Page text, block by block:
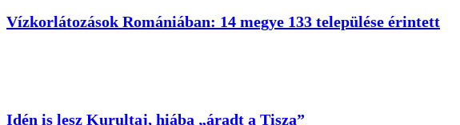
Vízkorlátozások Romániában: 14 megye 133 települése érintett
Idén is lesz Kurultaj, hiába „áradt a Tisza”